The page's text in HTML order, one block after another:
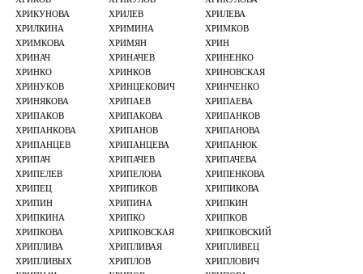
ХРИКУНОВА
ХРИЛЕВ
ХРИЛЕВА
ХРИЛКИНА
ХРИМИНА
ХРИМКОВ
ХРИМКОВА
ХРИМЯН
ХРИН
ХРИНАЧ
ХРИНАЧЕВ
ХРИНЕНКО
ХРИНКО
ХРИНКОВ
ХРИНОВСКАЯ
ХРИНУКОВ
ХРИНЦЕКОВИЧ
ХРИНЧЕНКО
ХРИНЯКОВА
ХРИПАЕВ
ХРИПАЕВА
ХРИПАКОВ
ХРИПАКОВА
ХРИПАНКОВ
ХРИПАНКОВА
ХРИПАНОВ
ХРИПАНОВА
ХРИПАНЦЕВ
ХРИПАНЦЕВА
ХРИПАНЮК
ХРИПАЧ
ХРИПАЧЕВ
ХРИПАЧЕВА
ХРИПЕЛЕВ
ХРИПЕЛОВА
ХРИПЕНКОВА
ХРИПЕЦ
ХРИПИКОВ
ХРИПИКОВА
ХРИПИН
ХРИПИНА
ХРИПКИН
ХРИПКИНА
ХРИПКО
ХРИПКОВ
ХРИПКОВА
ХРИПКОВСКАЯ
ХРИПКОВСКИЙ
ХРИПЛИВА
ХРИПЛИВАЯ
ХРИПЛИВЕЦ
ХРИПЛИВЫХ
ХРИПЛОВ
ХРИПЛОВИЧ